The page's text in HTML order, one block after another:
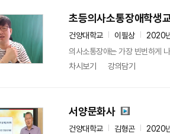
초등의사소통장애학생
건양대학교 이필상
2020
의사소통장애는 가장 빈번하게
차시보기
강의담기
서양문화사
건양대학교 김형곤
2020